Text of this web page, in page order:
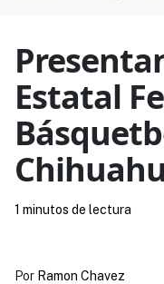
Estatal
Por Ramon Chavez
1 minutos de lectura